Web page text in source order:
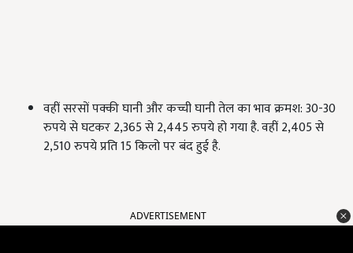
वहीं सरसों पक्की घानी और कच्ची घानी तेल का भाव क्रमश: 30-30
रुपये से घटकर 2,365 से 2,445 रुपये हो गया है. वहीं 2,405 से
2,510 रुपये प्रति 15 किलो पर बंद हुई है.
ADVERTISEMENT